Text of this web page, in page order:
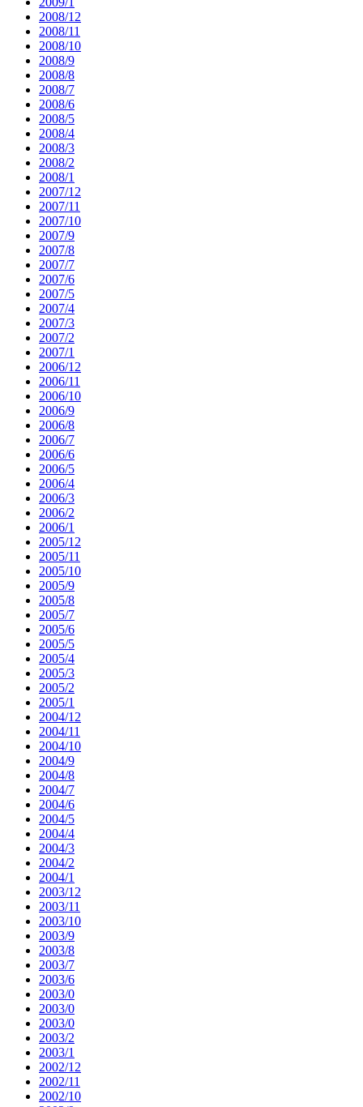
2008/12
2008/11
2008/10
2008/9
2008/8
2008/7
2008/6
2008/5
2008/4
2008/3
2008/2
2008/1
2007/12
2007/11
2007/10
2007/9
2007/8
2007/7
2007/6
2007/5
2007/4
2007/3
2007/2
2007/1
2006/12
2006/11
2006/10
2006/9
2006/8
2006/7
2006/6
2006/5
2006/4
2006/3
2006/2
2006/1
2005/12
2005/11
2005/10
2005/9
2005/8
2005/7
2005/6
2005/5
2005/4
2005/3
2005/2
2005/1
2004/12
2004/11
2004/10
2004/9
2004/8
2004/7
2004/6
2004/5
2004/4
2004/3
2004/2
2004/1
2003/12
2003/11
2003/10
2003/9
2003/8
2003/7
2003/6
2003/0
2003/0
2003/0
2003/2
2003/1
2002/12
2002/11
2002/10